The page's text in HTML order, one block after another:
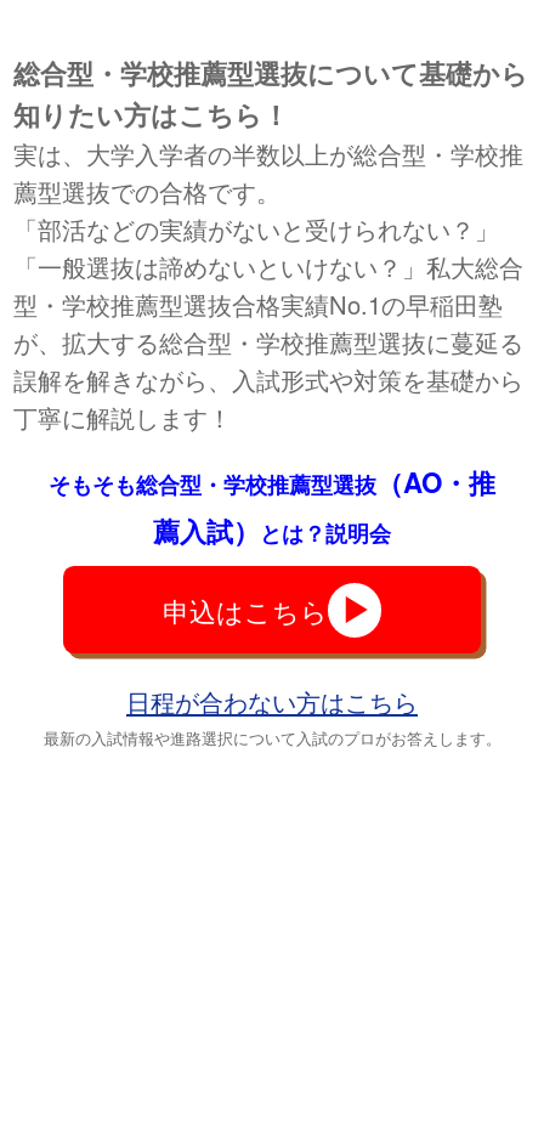
総合型・学校推薦型選抜について基礎から
知りたい方はこちら！
実は、大学入学者の半数以上が総合型・学校推
薦型選抜での合格です。
「部活などの実績がないと受けられない？」
「一般選抜は諦めないといけない？」私大総合
型・学校推薦型選抜合格実績No.1の早稲田塾
が、拡大する総合型・学校推薦型選抜に蔓延る
誤解を解きながら、入試形式や対策を基礎から
丁寧に解説します！
そもそも総合型・学校推薦型選抜 （AO・推
薦入試）
とは？説明会
申込はこちら
日程が合わない方はこちら
最新の入試情報や進路選択について入試のプロがお答えします。